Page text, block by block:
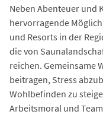
Neben Abenteuer und
hervorragende
und Resorts in der
die von
reichen. Gemeinsame
beitragen, Stress
Wohlbefinden zu
Arbeitsmoral und